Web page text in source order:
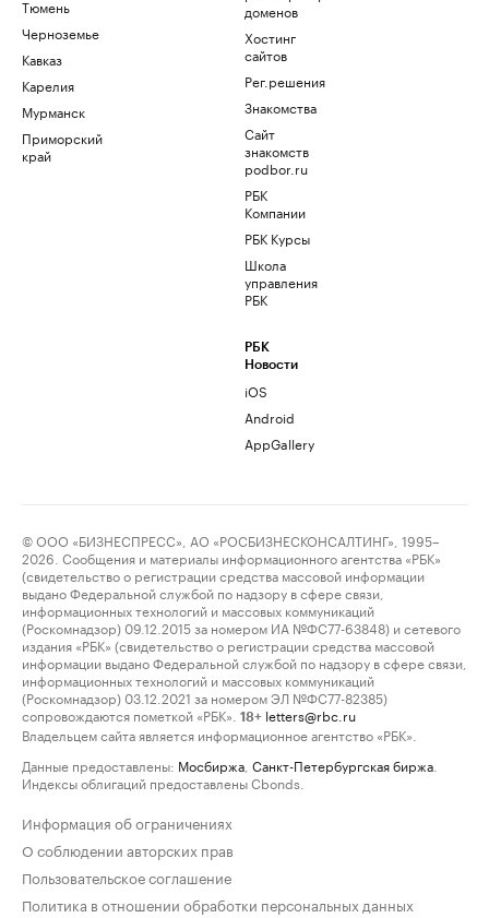
Тюмень
Черноземье
Кавказ
Карелия
Мурманск
Приморский
край
доменов
Хостинг
сайтов
Рег.решения
Знакомства
Сайт
знакомств
podbor.ru
РБК
Компании
РБК Курсы
Школа
управления
РБК
РБК
Новости
iOS
Android
AppGallery
© ООО «БИЗНЕСПРЕСС», АО «РОСБИЗНЕСКОНСАЛТИНГ», 1995–
2026. Сообщения и материалы информационного агентства «РБК»
(свидетельство о регистрации средства массовой информации
выдано Федеральной службой по надзору в сфере связи,
информационных технологий и массовых коммуникаций
(Роскомнадзор) 09.12.2015 за номером ИА №ФС77-63848) и сетевого
издания «РБК» (свидетельство о регистрации средства массовой
информации выдано Федеральной службой по надзору в сфере связи,
информационных технологий и массовых коммуникаций
(Роскомнадзор) 03.12.2021 за номером ЭЛ №ФС77-82385)
сопровождаются пометкой «РБК».
18+ letters@rbc.ru
Владельцем сайта является информационное агентство «РБК».
Данные предоставлены: Мосбиржа Санкт-Петербургская биржа
Индексы облигаций предоставлены Cbonds.
Информация об ограничениях
О соблюдении авторских прав
Пользовательское соглашение
Политика в отношении обработки персональных данных